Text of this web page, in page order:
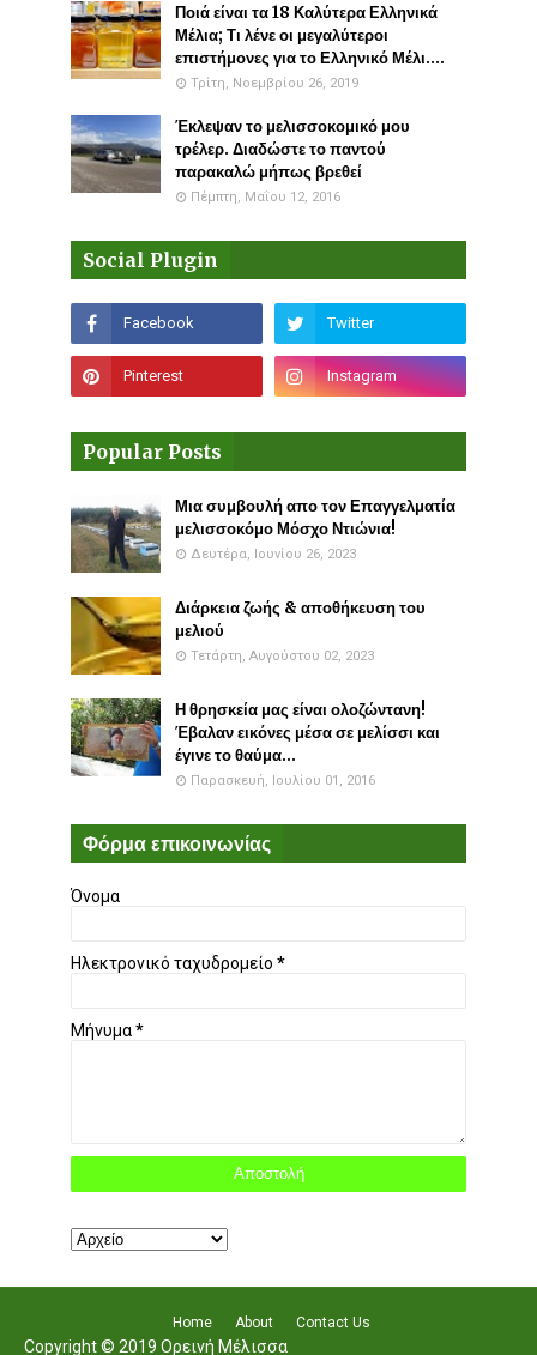
Ποιά είναι τα 18 Καλύτερα Ελληνικά
Μέλια; Τι λένε οι μεγαλύτεροι
επιστήμονες για το Ελληνικό Μέλι....
Τρίτη, Νοεμβρίου 26, 2019
Έκλεψαν το μελισσοκομικό μου
τρέλερ. Διαδώστε το παντού
παρακαλώ μήπως βρεθεί
Πέμπτη, Μαΐου 12, 2016
Social Plugin
Popular Posts
Μια συμβουλή απο τον Επαγγελματία
μελισσοκόμο Μόσχο Ντιώνια!
Δευτέρα, Ιουνίου 26, 2023
Διάρκεια ζωής & αποθήκευση του
μελιού
Τετάρτη, Αυγούστου 02, 2023
Η θρησκεία μας είναι ολοζώντανη!
Έβαλαν εικόνες μέσα σε μελίσσι και
έγινε το θαύμα...
Παρασκευή, Ιουλίου 01, 2016
Φόρμα επικοινωνίας
Όνομα
Ηλεκτρονικό ταχυδρομείο *
Μήνυμα*
Home About Contact Us
Copyright © 2019 Ορεινή Μέλισσα